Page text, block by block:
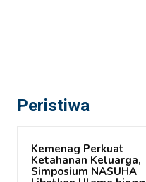
Peristiwa
Kemenag Perkuat
Ketahanan Keluarga,
Simposium NASUHA